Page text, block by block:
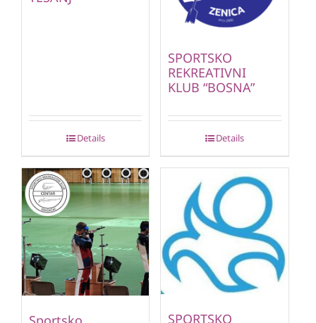
Details
SPORTSKO
REKREATIVNI
KLUB “BOSNA”
Details
SPORTSKO